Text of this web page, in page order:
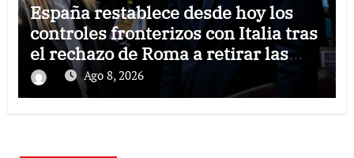
España restablece desde hoy los
controles fronterizos con Italia tras
el rechazo de Roma a retirar las
restricciones
Ago 8, 2026